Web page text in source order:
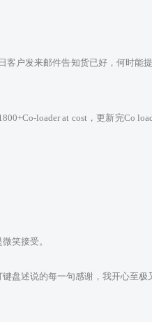
客户发来邮件告知货已好，何时能
loader at cost，更新完Co
笑接受。
盘述说的每一句感谢，我开心至极